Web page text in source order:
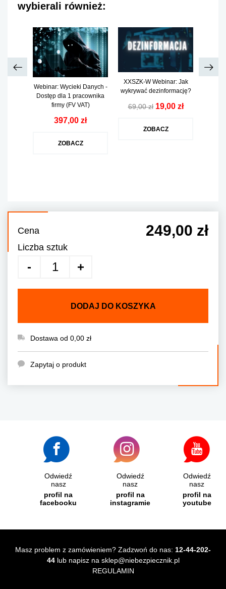
wybierali również:
Webinar: Wycieki Danych -
Dostęp dla 1 pracownika
firmy (FV VAT)
397,00 zł
ZOBACZ
XXSZK-W Webinar: Jak
wykrywać dezinformację?
69,00 zł 19,00 zł
ZOBACZ
Cena 249,00 zł
Liczba sztuk
DODAJ DO KOSZYKA
Dostawa od 0,00 zł
Zapytaj o produkt
Odwiedź
nasz
profil na
facebooku
Odwiedź
nasz
profil na
instagramie
Odwiedź
nasz
profil na
youtube
Masz problem z zamówieniem? Zadzwoń do nas: 12-44-202-
44 lub napisz na sklep@niebezpiecznik.pl
REGULAMIN